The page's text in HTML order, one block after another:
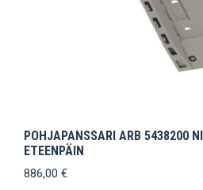
POHJAPANSSARI ARB 5438200
ETEENPÄIN
886,00 €